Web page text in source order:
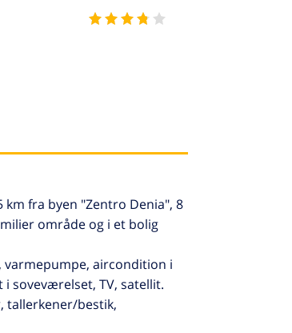
fra byen "Zentro Denia", 8
område og i et bolig
varmepumpe, aircondition i
soveværelset, TV, satellit.
tallerkener/bestik,